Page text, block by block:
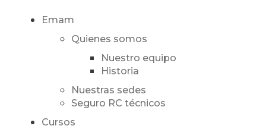
Emam
Quienes somos
Nuestro equipo
Historia
Nuestras sedes
Seguro RC técnicos
Cursos